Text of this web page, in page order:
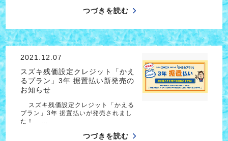
つづきを読む
2021.12.07
スズキ残価設定クレジット「かえ
るプラン」3年 据置払い新発売の
お知らせ
スズキ残価設定クレジット「かえる
プラン」3年 据置払いが発売されまし
た！ …
つづきを読む